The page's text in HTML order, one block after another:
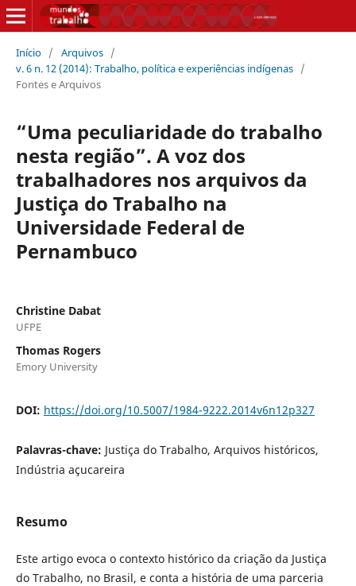
Início / Arquivos /
v. 6 n. 12 (2014): Trabalho, política e experiências indígenas /
Fontes e Arquivos
“Uma peculiaridade do trabalho
nesta região”. A voz dos
trabalhadores nos arquivos da
Justiça do Trabalho na
Universidade Federal de
Pernambuco
Christine Dabat
UFPE
Thomas Rogers
Emory University
DOI: https://doi.org/10.5007/1984-9222.2014v6n12p327
Palavras-chave: Justiça do Trabalho, Arquivos históricos,
Indústria açucareira
Resumo
Este artigo evoca o contexto histórico da criação da Justiça
do Trabalho, no Brasil, e conta a história de uma parceria